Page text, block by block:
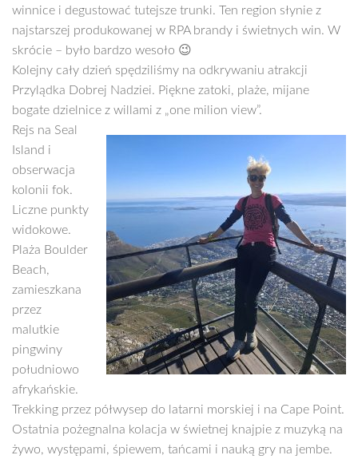
winnice i degustować tutejsze trunki. Ten region słynie z
najstarszej produkowanej w RPA brandy i świetnych win. W
skrócie – było bardzo wesoło 😉
Kolejny cały dzień spędziliśmy na odkrywaniu atrakcji
Przylądka Dobrej Nadziei. Piękne zatoki, plaże, mijane
bogate dzielnice z willami z „one milion view”.
Rejs na Seal
Island i
obserwacja
kolonii fok.
Liczne punkty
widokowe.
Plaża Boulder
Beach,
zamieszkana
przez
malutkie
pingwiny
południowo
afrykańskie.
Trekking przez półwysep do latarni morskiej i na Cape Point.
Ostatnia pożegnalna kolacja w świetnej knajpie z muzyką na
żywo, występami, śpiewem, tańcami i nauką gry na jembe.